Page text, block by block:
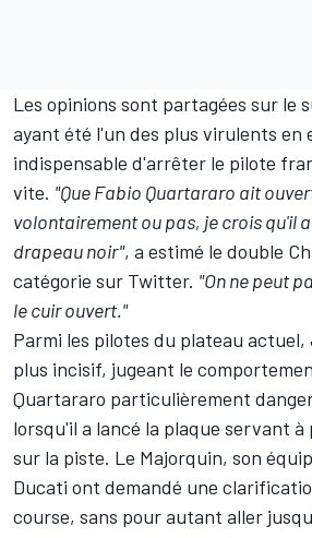
Les opinions sont partagées sur le
ayant été l'un des plus virulents
indispensable d'arrêter le pilote
vite. "Que Fabio Quartararo ait
volontairement ou pas, je crois qu'il
drapeau noir", a estimé le double
catégorie sur Twitter. "On ne peut
le cuir ouvert."
Parmi les pilotes du plateau actuel,
plus incisif, jugeant le
Quartararo particulièrement
lorsqu'il a lancé la plaque servant
sur la piste. Le Majorquin, son
Ducati ont demandé une
course, sans pour autant aller